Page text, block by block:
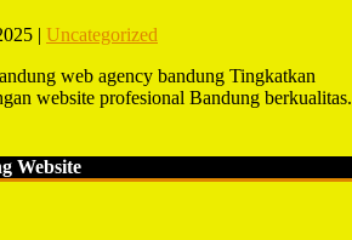
| Uncategorized
web agency bandung Tingkatkan
website profesional Bandung berkualitas.
Website